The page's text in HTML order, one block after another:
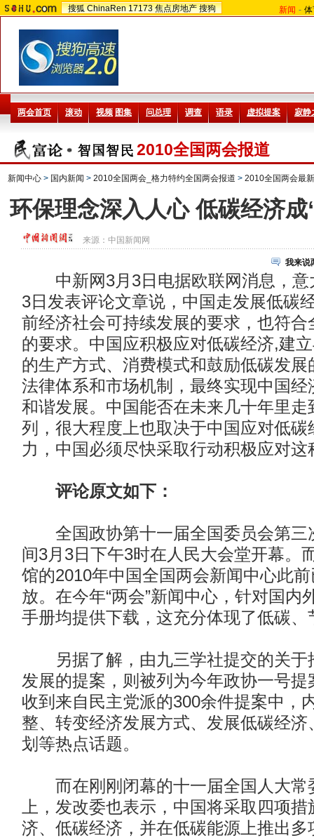
搜狐 ChinaRen 17173 焦点房地产 搜狗 新闻 -
2010全国两会报道
新闻中心 > 国内新闻 > 2010全国两会_格力特约全国两会报道 > 2010全国两会最
环保理念深入人心 低碳经济成
来源： 中国新闻网
我来说
中新网3月3日电据欧联网消息，意
3日发表评论文章说，中国走发展低碳
前经济社会可持续发展的要求，也符合
的要求。中国应积极应对低碳经济,建
的生产方式、消费模式和鼓励低碳发展
法律体系和市场机制，最终实现中国经
和谐发展。中国能否在未来几十年里走
列，很大程度上也取决于中国应对低碳
力，中国必须尽快采取行动积极应对这
评论原文如下：
全国政协第十一届全国委员会第三
间3月3日下午3时在人民大会堂开幕。
馆的2010年中国全国两会新闻中心此
放。在今年“两会”新闻中心，针对国内
手册均提供下载，这充分体现了低碳、
另据了解，由九三学社提交的关于
发展的提案，则被列为今年政协一号提
收到来自民主党派的300余件提案中，
整、转变经济发展方式、发展低碳经济
划等热点话题。
而在刚刚闭幕的十一届全国人大常
上，发改委也表示，中国将采取四项
济、低碳经济，并在低碳能源上推出多